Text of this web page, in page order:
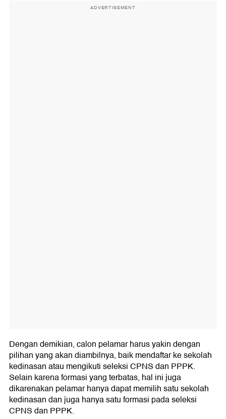
ADVERTISEMENT
Dengan demikian, calon pelamar harus yakin dengan
pilihan yang akan diambilnya, baik mendaftar ke sekolah
kedinasan atau mengikuti seleksi CPNS dan PPPK.
Selain karena formasi yang terbatas, hal ini juga
dikarenakan pelamar hanya dapat memilih satu sekolah
kedinasan dan juga hanya satu formasi pada seleksi
CPNS dan PPPK.